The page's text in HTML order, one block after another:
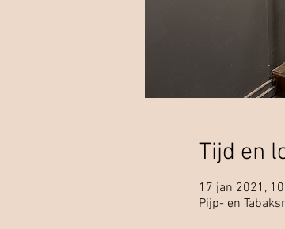
Tijd en
17 jan 2021,
Pijp- en